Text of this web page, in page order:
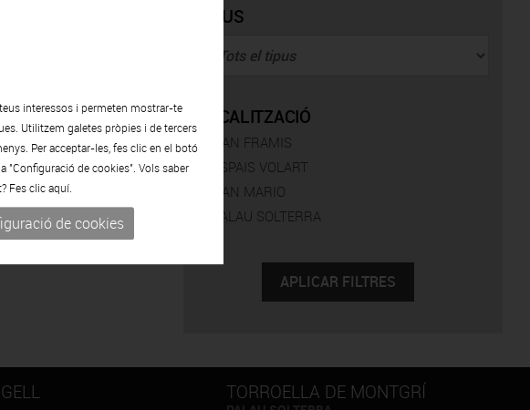
el poder
dut a terme
Montserrat Verdú,
TIPUS
LOCALITZACIÓ
CAN FRAMIS
ESPAIS VOLART
CAN MARIO
PALAU SOLTERRA
TORROELLA DE MONTGRÍ
interessos i permeten mostrar-te
Utilitzem galetes pròpies i de tercers
Per acceptar-les, fes clic en el botó
"Configuració de cookies". Vols saber
Fes clicaquí.
de cookies